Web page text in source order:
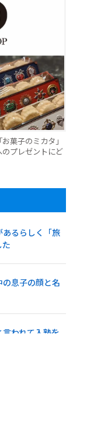
菓子のミカタ」
プレゼントにど
るらしく「旅
息子の顔と名
言われて入塾を